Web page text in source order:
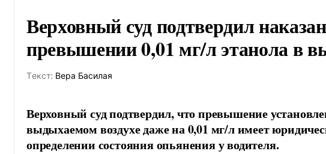
Верховный суд подтвердил
превышении 0,01 мг/л этанола в
Tекст: Вера Басилая
Верховный суд подтвердил, что превышение
выдыхаемом воздухе даже на 0,01 мг/л имеет
определении состояния опьянения у водителя.